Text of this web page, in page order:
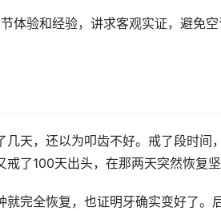
体验和经验，讲求客观实证，避免
天，还以为叩齿不好。戒了段时间
了100天出头，在那两天突然恢复坚
完全恢复，也证明牙确实变好了。